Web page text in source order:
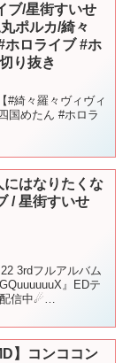
ブ/星街すいせ
ポルカ/綺々
ホロライブ #ホ
り抜き
#綺々羅々ヴィヴィ
国めたん #ホロラ
にはなりたくな
/ 星街すいせ
3rdフルアルバム
』EDテ
信中☄
】コンココン